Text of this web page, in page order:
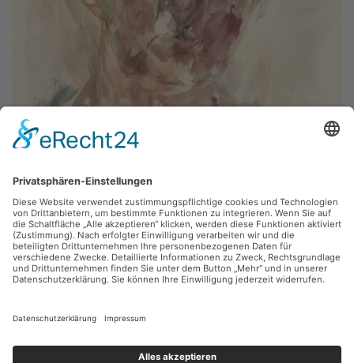
Klaus Drechsler,Willy Schulze
1974, Aquarell, 28.5 x 36 cm, Inv.: A-01060
zurück
Bitte schreiben Sie an sammlung@kunsthuette.de